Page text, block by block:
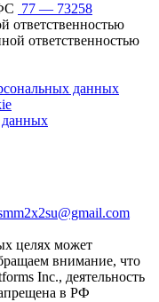
77 — 73258
ответственностью
ответственностью
данных
данных
целях может
внимание, что
Inc., деятельность
в РФ